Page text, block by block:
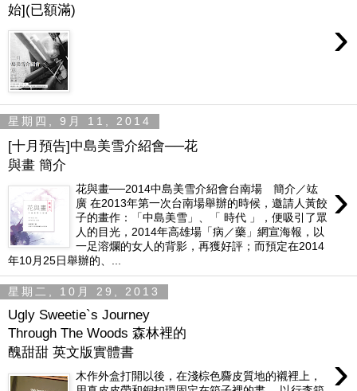
始](已額滿)
›
星期四, 9月 11, 2014
[十月預告]中島美雪介紹會──花
與畫 簡介
›
花與畫──2014中島美雪介紹會台南場 簡介／竑
廣 在2013年第一次台南場舉辦的時候，邀請人黃餃
子的畫作：「中島美雪」、「 時代 」，便吸引了眾
人的目光，2014年高雄場「病／藥」網宣海報，以
一足溶爛的女人的背影，再獲好評；而預定在2014
年10月25日舉辦的、...
星期二, 10月 29, 2013
Ugly Sweetie`s Journey
Through The Woods 森林裡的
醜甜甜 英文版實體書
›
木作外盒打開以後，在淺棕色麡皮質地的襯裡上，